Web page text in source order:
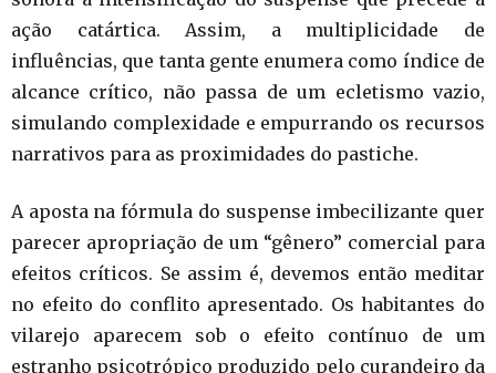
ação catártica. Assim, a multiplicidade de
influências, que tanta gente enumera como índice de
alcance crítico, não passa de um ecletismo vazio,
simulando complexidade e empurrando os recursos
narrativos para as proximidades do pastiche.
A aposta na fórmula do suspense imbecilizante quer
parecer apropriação de um “gênero” comercial para
efeitos críticos. Se assim é, devemos então meditar
no efeito do conflito apresentado. Os habitantes do
vilarejo aparecem sob o efeito contínuo de um
estranho psicotrópico produzido pelo curandeiro da